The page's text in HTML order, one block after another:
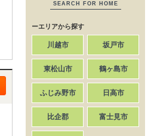
SEARCH FOR HOME
ーエリアから探す
川越市 坂戸市
東松山市 鶴ヶ島市
ふじみ野市 日高市
比企郡 富士見市